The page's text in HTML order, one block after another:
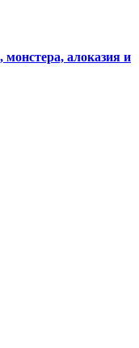
алоказия и